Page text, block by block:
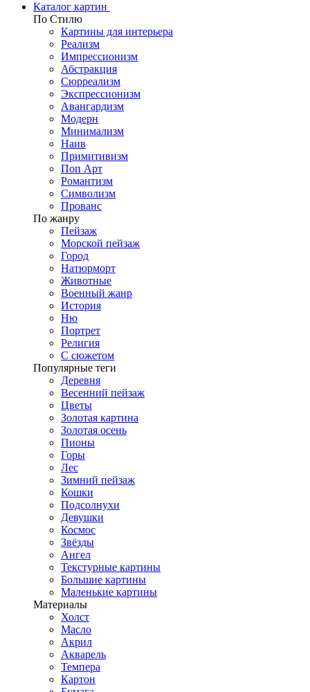
Каталог картин
По Стилю
Картины для интерьера
Реализм
Импрессионизм
Абстракция
Сюрреализм
Экспрессионизм
Авангардизм
Модерн
Минимализм
Наив
Примитивизм
Поп Арт
Романтизм
Символизм
Прованс
По жанру
Пейзаж
Морской пейзаж
Город
Натюрморт
Животные
Военный жанр
История
Ню
Портрет
Религия
С сюжетом
Популярные теги
Деревня
Весенний пейзаж
Цветы
Золотая картина
Золотая осень
Пионы
Горы
Лес
Зимний пейзаж
Кошки
Подсолнухи
Девушки
Космос
Звёзды
Ангел
Текстурные картины
Большие картины
Маленькие картины
Материалы
Холст
Масло
Акрил
Акварель
Темпера
Картон